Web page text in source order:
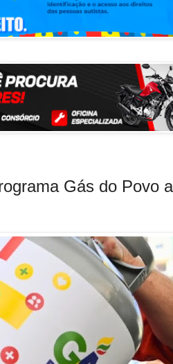
Gás do Povo